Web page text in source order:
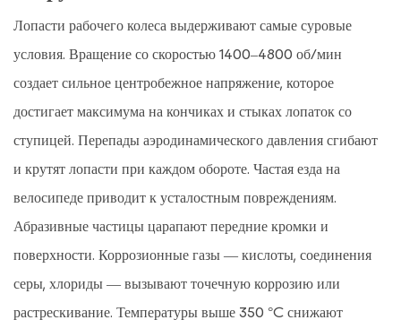
Лопасти рабочего колеса выдерживают самые суровые
условия. Вращение со скоростью 1400–4800 об/мин
создает сильное центробежное напряжение, которое
достигает максимума на кончиках и стыках лопаток со
ступицей. Перепады аэродинамического давления сгибают
и крутят лопасти при каждом обороте. Частая езда на
велосипеде приводит к усталостным повреждениям.
Абразивные частицы царапают передние кромки и
поверхности. Коррозионные газы — кислоты, соединения
серы, хлориды — вызывают точечную коррозию или
растрескивание. Температуры выше 350 °C снижают